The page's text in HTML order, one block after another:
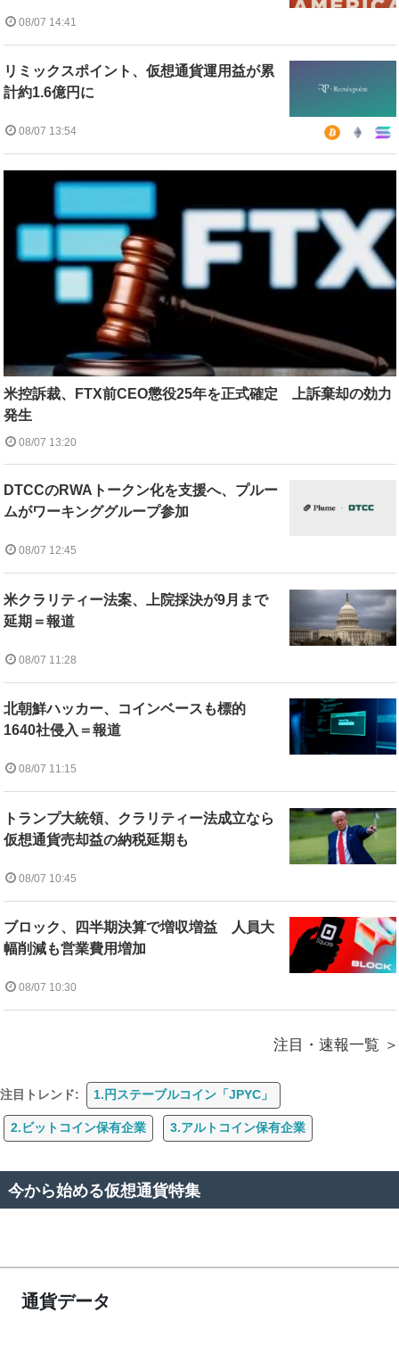
08/07 14:41
リミックスポイント、仮想通貨運用益が累
計約1.6億円に
08/07 13:54
米控訴裁、FTX前CEO懲役25年を正式確定 上訴棄却の効力
発生
08/07 13:20
DTCCのRWAトークン化を支援へ、プルー
ムがワーキンググループ参加
08/07 12:45
米クラリティー法案、上院採決が9月まで
延期＝報道
08/07 11:28
北朝鮮ハッカー、コインベースも標的
1640社侵入＝報道
08/07 11:15
トランプ大統領、クラリティー法成立なら
仮想通貨売却益の納税延期も
08/07 10:45
ブロック、四半期決算で増収増益 人員大
幅削減も営業費用増加
08/07 10:30
注目・速報一覧
注目トレンド: 1.円ステーブルコイン「JPYC」
2.ビットコイン保有企業 3.アルトコイン保有企業
今から始める仮想通貨特集
通貨データ